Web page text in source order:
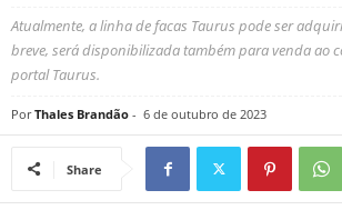
Atualmente, a linha de facas Taurus pode ser
breve, será disponibilizada também para venda ao
portal Taurus.
Por Thales Brandão - 6 de outubro de 2023
Share